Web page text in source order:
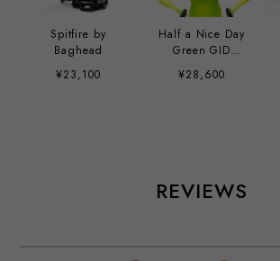
Spitfire by
Baghead
¥23,100
Half a Nice Day
Green GID
Edition by Alex
Pardee
¥28,600
REVIEWS